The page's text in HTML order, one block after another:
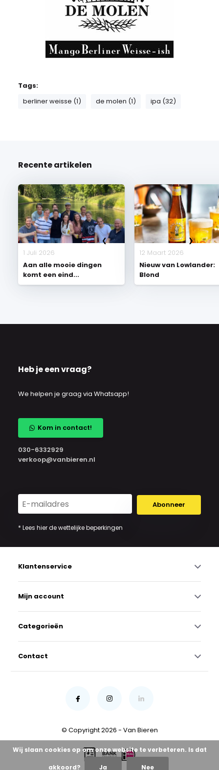
Tags:
berliner weisse (1)
de molen (1) ipa (32)
Recente artikelen
1 Juli 2026
Aan alle mooie dingen
komt een eind...
12 Maart 2026
Nieuw van Lowlander:
Blond
Heb je een vraag?
We helpen je graag via Whatsapp!
Kom in contact!
030-6332929
verkoop@vanbieren.nl
Abonneer
* Lees hier de wettelijke beperkingen
Klantenservice
Mijn account
Categorieën
Contact
© Copyright 2026 - Van Bieren
Wij slaan cookies op om onze website te verbeteren. Is dat
akkoord? Ja Nee